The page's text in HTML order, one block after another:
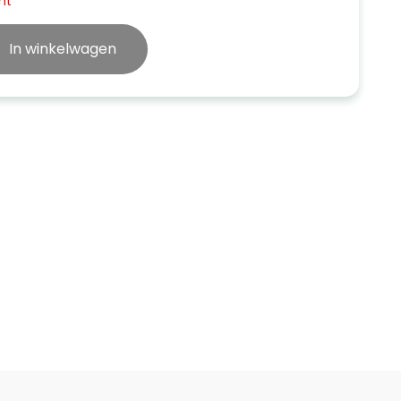
In winkelwagen